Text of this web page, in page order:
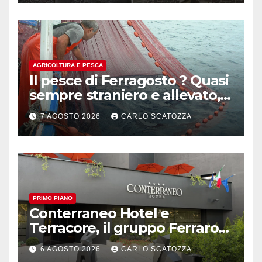
AGRICOLTURA E PESCA
Il pesce di Ferragosto ? Quasi
sempre straniero e allevato,
in sofferenza
7 AGOSTO 2026 CARLO SCATOZZA
PRIMO PIANO
Conterraneo Hotel e
Terracore, il gruppo Ferraro
amplia l’ ospitalità e il gusto
alle porte di Caserta
6 AGOSTO 2026 CARLO SCATOZZA